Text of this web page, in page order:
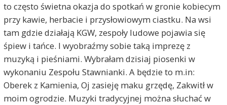
to często świetna okazja do spotkań w gronie kobiecym
przy kawie, herbacie i przysłowiowym ciastku. Na wsi
tam gdzie działają KGW, zespoły ludowe pojawia się
śpiew i tańce. I wyobraźmy sobie taką imprezę z
muzyką i pieśniami. Wybrałam dzisiaj piosenki w
wykonaniu Zespołu Stawnianki. A będzie to m.in:
Oberek z Kamienia, Oj zasieję maku grzędę, Zakwitł w
moim ogrodzie. Muzyki tradycyjnej można słuchać w